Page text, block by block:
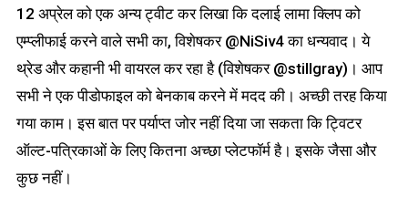
12 अप्रेल को एक अन्य ट्वीट कर लिखा कि दलाई लामा क्लिप को
एम्प्लीफाई करने वाले सभी का, विशेषकर @NiSiv4 का धन्यवाद। ये
थ्रेड और कहानी भी वायरल कर रहा है (विशेषकर @stillgray)। आप
सभी ने एक पीडोफाइल को बेनकाब करने में मदद की। अच्छी तरह किया
गया काम। इस बात पर पर्याप्त जोर नहीं दिया जा सकता कि ट्विटर
ऑल्ट-पत्रिकाओं के लिए कितना अच्छा प्लेटफॉर्म है। इसके जैसा और
कुछ नहीं।